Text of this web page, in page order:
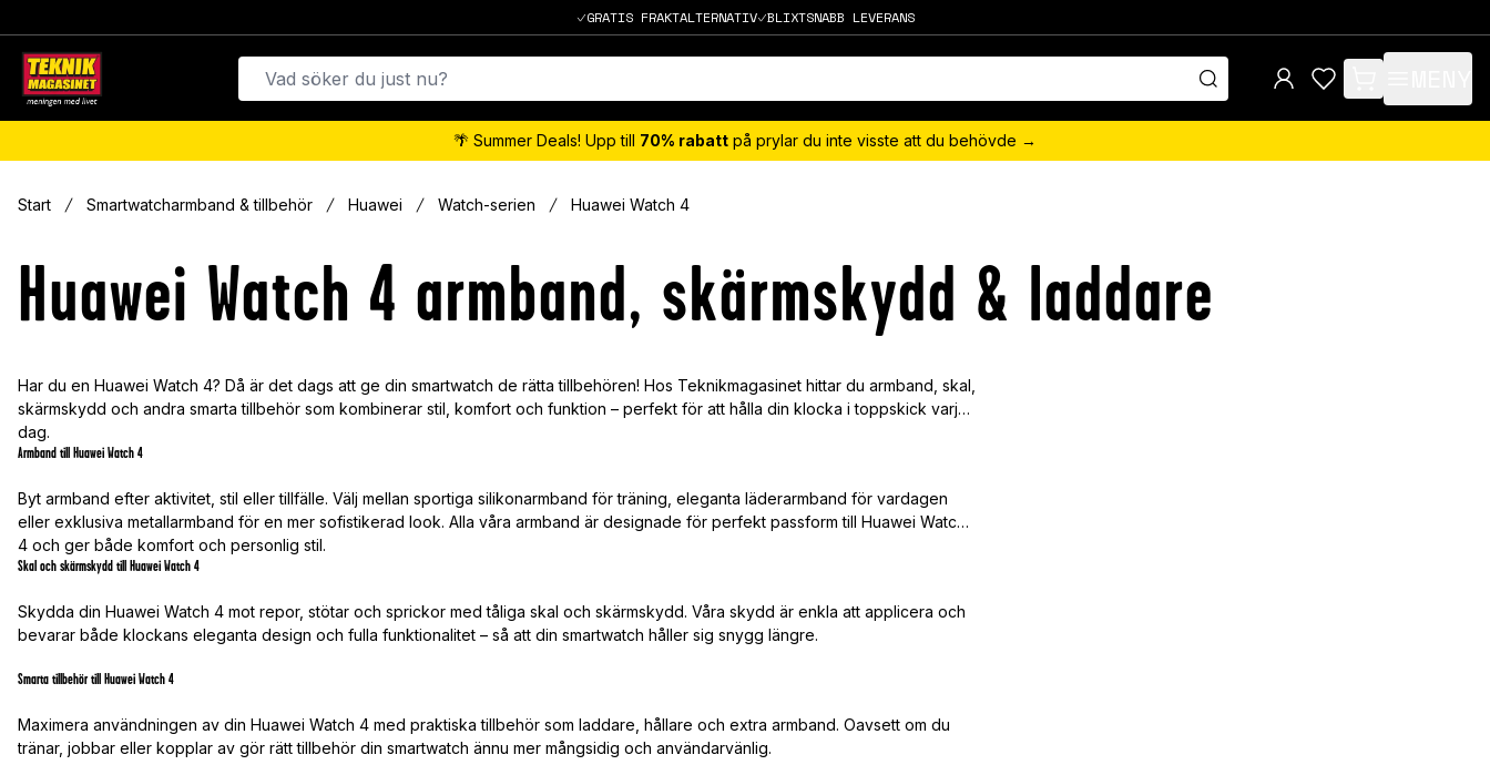
GRATIS FRAKTALTERNATIV BLIXTSNABB LEVERANS
items in cart, view
🌴 Summer Deals! Upp till 70% rabatt på prylar du inte visste att du behövde →
Start Smartwatcharmband & tillbehör Huawei Watch-serien Huawei Watch 4
Huawei Watch 4 armband, skärmskydd & laddare
Har du en Huawei Watch 4? Då är det dags att ge din smartwatch de rätta tillbehören! Hos Teknikmagasinet hittar du armband, skal,
skärmskydd och andra smarta tillbehör som kombinerar stil, komfort och funktion – perfekt för att hålla din klocka i toppskick varje
dag.
Armband till Huawei Watch 4
Byt armband efter aktivitet, stil eller tillfälle. Välj mellan sportiga silikonarmband för träning, eleganta läderarmband för vardagen
eller exklusiva metallarmband för en mer sofistikerad look. Alla våra armband är designade för perfekt passform till Huawei Watch
4 och ger både komfort och personlig stil.
Skal och skärmskydd till Huawei Watch 4
Skydda din Huawei Watch 4 mot repor, stötar och sprickor med tåliga skal och skärmskydd. Våra skydd är enkla att applicera och
bevarar både klockans eleganta design och fulla funktionalitet – så att din smartwatch håller sig snygg längre.
Smarta tillbehör till Huawei Watch 4
Maximera användningen av din Huawei Watch 4 med praktiska tillbehör som laddare, hållare och extra armband. Oavsett om du
tränar, jobbar eller kopplar av gör rätt tillbehör din smartwatch ännu mer mångsidig och användarvänlig.